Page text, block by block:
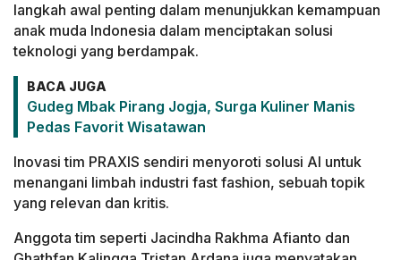
langkah awal penting dalam menunjukkan kemampuan
anak muda Indonesia dalam menciptakan solusi
teknologi yang berdampak.
BACA JUGA
Gudeg Mbak Pirang Jogja, Surga Kuliner Manis
Pedas Favorit Wisatawan
Inovasi tim PRAXIS sendiri menyoroti solusi AI untuk
menangani limbah industri fast fashion, sebuah topik
yang relevan dan kritis.
Anggota tim seperti Jacindha Rakhma Afianto dan